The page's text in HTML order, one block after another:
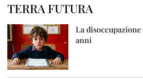
TERRA FUTURA
La
anni